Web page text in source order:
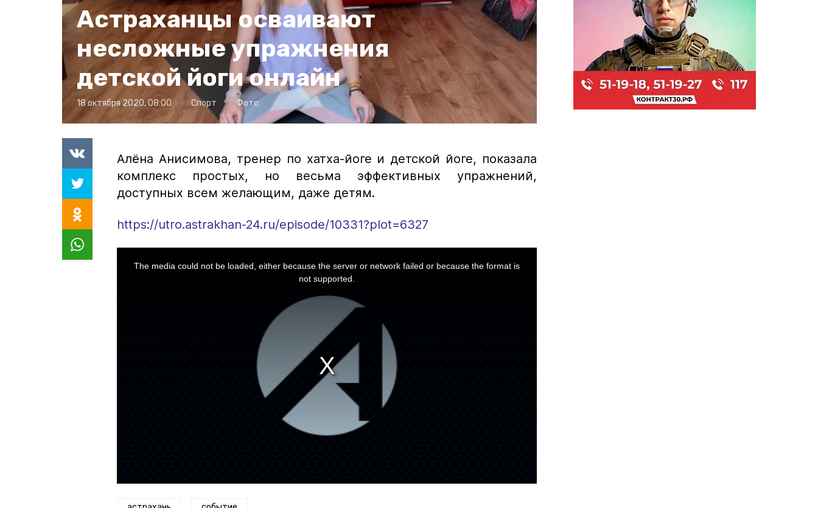
Астраханцы осваивают
несложные упражнения
детской йоги онлайн
18 октября 2020, 08:00 Спорт Фото:
Алёна Анисимова, тренер по хатха-йоге и детской йоге, показала
комплекс простых, но весьма эффективных упражнений,
доступных всем желающим, даже детям.
https://utro.astrakhan-24.ru/episode/10331?plot=6327
The media could not be loaded, either because the server or network failed or because the format is
not supported.